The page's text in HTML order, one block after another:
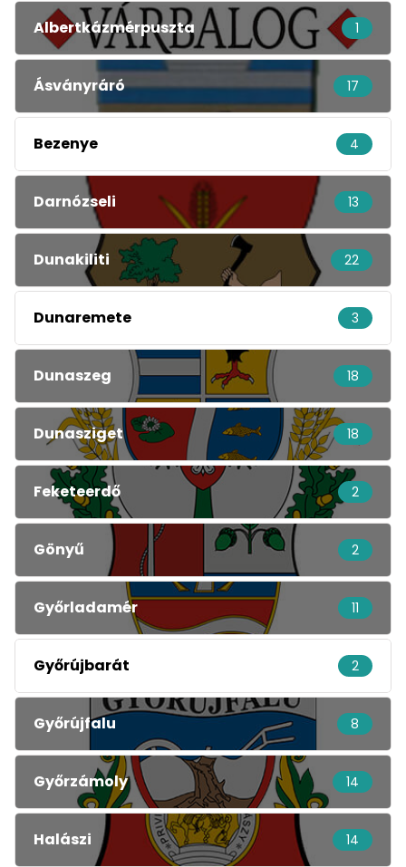
Albertkázmérpuszta 1
Ásványráró 17
Bezenye 4
Darnózseli 13
Dunakiliti 22
Dunaremete 3
Dunaszeg 18
Dunasziget 18
Feketeerdő 2
Gönyű 2
Győrladamér 11
Győrújbarát 2
Győrújfalu 8
Győrzámoly 14
Halászi 14